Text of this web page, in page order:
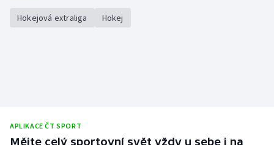
Hokejová extraliga Hokej
APLIKACE ČT SPORT
Mějte celý sportovní svět vždy u sebe i na